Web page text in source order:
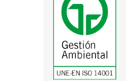
Gestión Ambiental